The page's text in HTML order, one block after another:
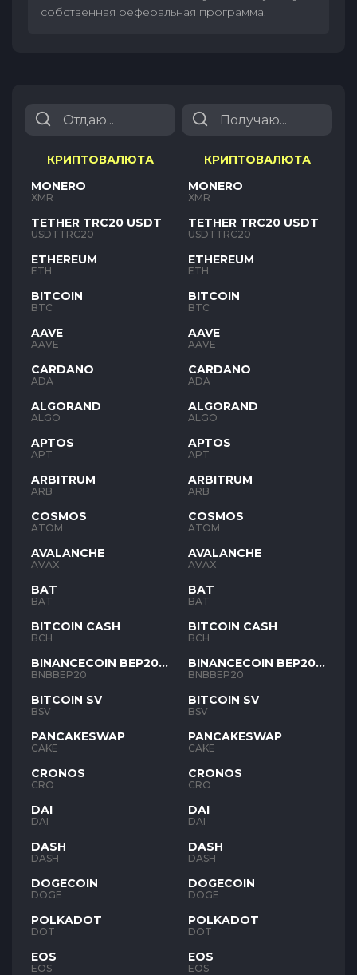
собственная реферальная программа.
КРИПТОВАЛЮТА
MONERO
XMR
TETHER TRC20 USDT
USDTTRC20
ETHEREUM
ETH
BITCOIN
BTC
AAVE
AAVE
CARDANO
ADA
ALGORAND
ALGO
APTOS
APT
ARBITRUM
ARB
COSMOS
ATOM
AVALANCHE
AVAX
BAT
BAT
BITCOIN CASH
BCH
BINANCECOIN BEP20
BNB
BNBBEP20
BITCOIN SV
BSV
PANCAKESWAP
CAKE
CRONOS
CRO
DAI
DAI
DASH
DASH
DOGECOIN
DOGE
POLKADOT
DOT
EOS
EOS
КРИПТОВАЛЮТА
MONERO
XMR
TETHER TRC20 USDT
USDTTRC20
ETHEREUM
ETH
BITCOIN
BTC
AAVE
AAVE
CARDANO
ADA
ALGORAND
ALGO
APTOS
APT
ARBITRUM
ARB
COSMOS
ATOM
AVALANCHE
AVAX
BAT
BAT
BITCOIN CASH
BCH
BINANCECOIN BEP20
BNB
BNBBEP20
BITCOIN SV
BSV
PANCAKESWAP
CAKE
CRONOS
CRO
DAI
DAI
DASH
DASH
DOGECOIN
DOGE
POLKADOT
DOT
EOS
EOS